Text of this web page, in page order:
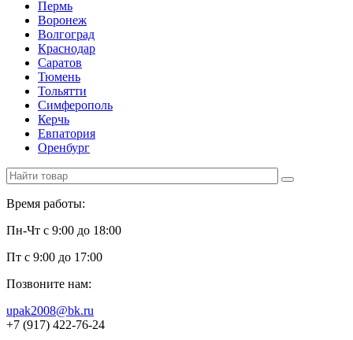
Пермь
Воронеж
Волгоград
Краснодар
Саратов
Тюмень
Тольятти
Симферополь
Керчь
Евпатория
Оренбург
Время работы:
Пн-Чт с 9:00 до 18:00
Пт с 9:00 до 17:00
Позвоните нам:
upak2008@bk.ru
+7 (917) 422-76-24